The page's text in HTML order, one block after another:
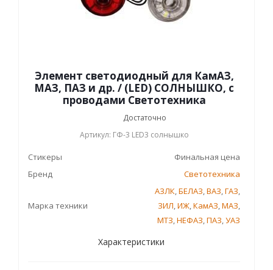
Элемент светодиодный для КамАЗ,
МАЗ, ПАЗ и др. / (LED) СОЛНЫШКО, с
проводами Светотехника
Достаточно
Артикул: ГФ-3 LED3 солнышко
Стикеры
Финальная цена
Бренд
Светотехника
Марка техники
АЗЛК,БЕЛАЗ,ВАЗ,ГАЗ,
ЗИЛ,ИЖ,КамАЗ,МАЗ,
МТЗ,НЕФАЗ,ПАЗ,УАЗ
Характеристики